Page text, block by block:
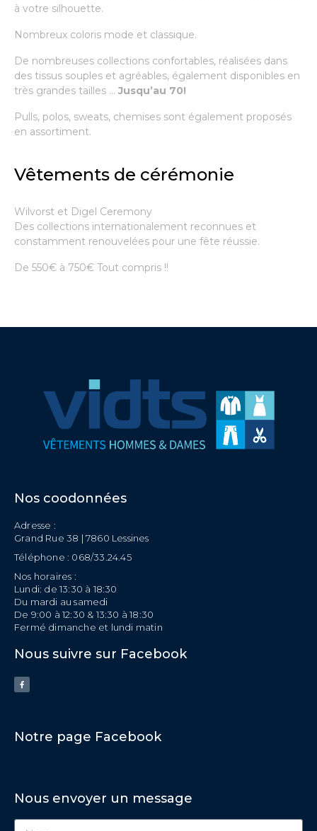
à votre silhouette.
Nombreux coloris mode et classique.
De nombreuses collections confortables, réalisées dans
des tissus souples et agréables, également disponibles en
très grandes tailles …Jusqu’au 70!
Pulls, polos, sweats, chemises sont également proposés
en assortiment.
Vêtements de cérémonie
Wilvorst et Digel Ceremony
Des collections internationalement reconnues et
constamment renouvelées pour une fête réussie.
De 550€ à 750€ Tout compris !!
Nos coodonnées
Adresse :
Grand Rue 38 | 7860 Lessines
Téléphone : 068/33.24.45
Nos horaires :
Lundi: de 13:30 à 18:30
Du mardi au samedi
De 9:00 à 12:30 & 13:30 à 18:30
Fermé dimanche et lundi matin
Nous suivre sur Facebook
Notre page Facebook
Nous envoyer un message